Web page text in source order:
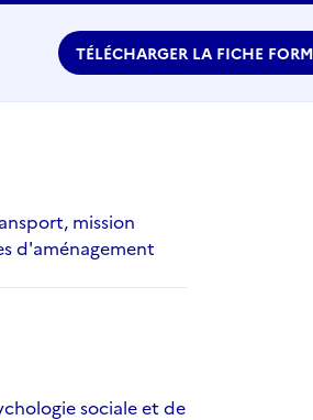
TÉLÉCHARGER LA FICHE
mission
d'aménagement
sociale et de